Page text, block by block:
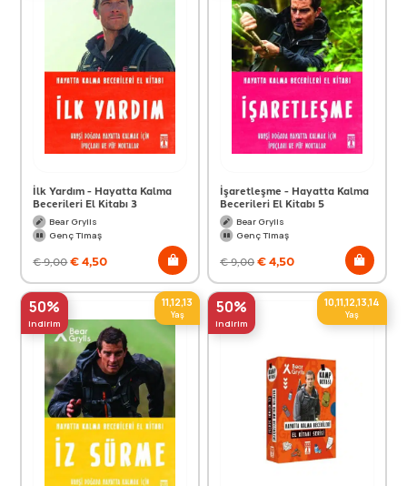
İlk Yardım - Hayatta Kalma
Becerileri El Kitabı 3
Bear Grylls
Genç Timaş
€9,00€4,50
İşaretleşme - Hayatta Kalma
Becerileri El Kitabı 5
Bear Grylls
Genç Timaş
€9,00€4,50
50%
indirim
11,12,13
Yaş 50%
indirim
10,11,12,13,14
Yaş